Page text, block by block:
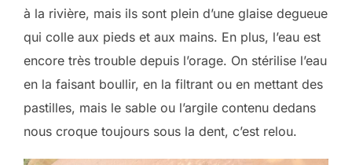
à la rivière, mais ils sont plein d’une glaise degueue
qui colle aux pieds et aux mains. En plus, l’eau est
encore très trouble depuis l’orage. On stérilise l’eau
en la faisant boullir, en la filtrant ou en mettant des
pastilles, mais le sable ou l’argile contenu dedans
nous croque toujours sous la dent, c’est relou.